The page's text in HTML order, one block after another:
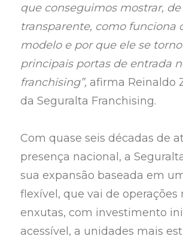
que conseguimos mostrar,
transparente, como funciona
modelo e por que ele se
principais portas de entrada
franchising”, afirma Reinaldo
da Seguralta Franchising.
Com quase seis décadas de
presença nacional, a
sua expansão baseada em
flexível, que vai de operações
enxutas, com investimento
acessível, a unidades mais